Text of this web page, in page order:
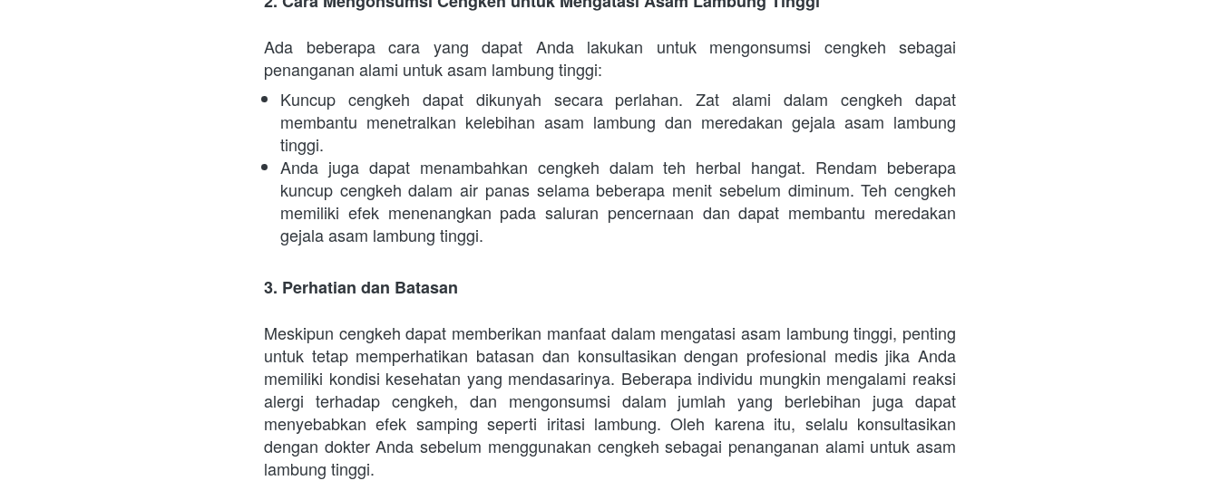
Ada beberapa cara yang dapat Anda lakukan untuk mengonsumsi cengkeh sebagai
penanganan alami untuk asam lambung tinggi:
Kuncup cengkeh dapat dikunyah secara perlahan. Zat alami dalam cengkeh dapat
membantu menetralkan kelebihan asam lambung dan meredakan gejala asam lambung
tinggi.
Anda juga dapat menambahkan cengkeh dalam teh herbal hangat. Rendam beberapa
kuncup cengkeh dalam air panas selama beberapa menit sebelum diminum. Teh cengkeh
memiliki efek menenangkan pada saluran pencernaan dan dapat membantu meredakan
gejala asam lambung tinggi.
3. Perhatian dan Batasan
Meskipun cengkeh dapat memberikan manfaat dalam mengatasi asam lambung tinggi, penting
untuk tetap memperhatikan batasan dan konsultasikan dengan profesional medis jika Anda
memiliki kondisi kesehatan yang mendasarinya. Beberapa individu mungkin mengalami reaksi
alergi terhadap cengkeh, dan mengonsumsi dalam jumlah yang berlebihan juga dapat
menyebabkan efek samping seperti iritasi lambung. Oleh karena itu, selalu konsultasikan
dengan dokter Anda sebelum menggunakan cengkeh sebagai penanganan alami untuk asam
lambung tinggi.